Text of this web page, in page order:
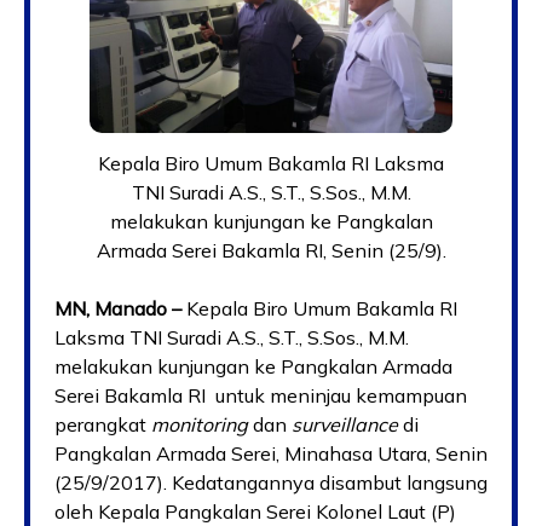
Kepala Biro Umum Bakamla RI Laksma
TNI Suradi A.S., S.T., S.Sos., M.M.
melakukan kunjungan ke Pangkalan
Armada Serei Bakamla RI, Senin (25/9).
MN, Manado – Kepala Biro Umum Bakamla RI
Laksma TNI Suradi A.S., S.T., S.Sos., M.M.
melakukan kunjungan ke Pangkalan Armada
Serei Bakamla RI untuk meninjau kemampuan
perangkat monitoringdan surveillancedi
Pangkalan Armada Serei, Minahasa Utara, Senin
(25/9/2017). Kedatangannya disambut langsung
oleh Kepala Pangkalan Serei Kolonel Laut (P)